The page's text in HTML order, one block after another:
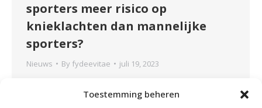
Toestemming beheren
sporters meer risico op
knieklachten dan mannelijke
sporters?
Nieuws By fydeevitae juli 19, 2023
besproken is knieklachten bij vrouwelijke